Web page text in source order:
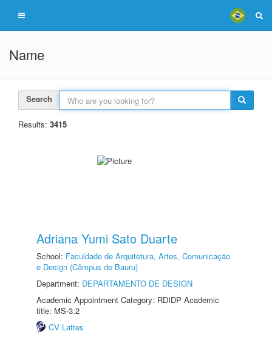
Name
Search
Results: 3415
Adriana Yumi Sato Duarte
School: Faculdade de Arquitetura, Artes, Comunicação
e Design (Câmpus de Bauru)
Department: DEPARTAMENTO DE DESIGN
Academic Appointment Category: RDIDP Academic
title: MS-3.2
CV Lattes